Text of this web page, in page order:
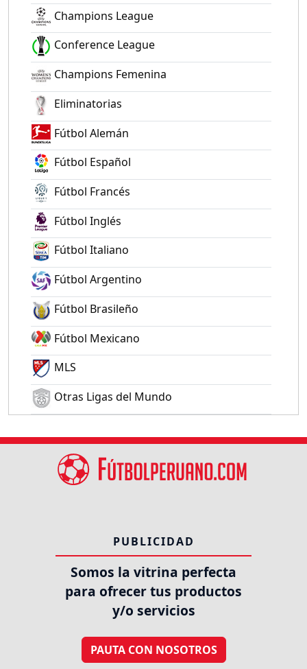
Champions League
Conference League
Champions Femenina
Eliminatorias
Fútbol Alemán
Fútbol Español
Fútbol Francés
Fútbol Inglés
Fútbol Italiano
Fútbol Argentino
Fútbol Brasileño
Fútbol Mexicano
MLS
Otras Ligas del Mundo
PUBLICIDAD
Somos la vitrina perfecta
para ofrecer tus productos
y/o servicios
PAUTA CON NOSOTROS